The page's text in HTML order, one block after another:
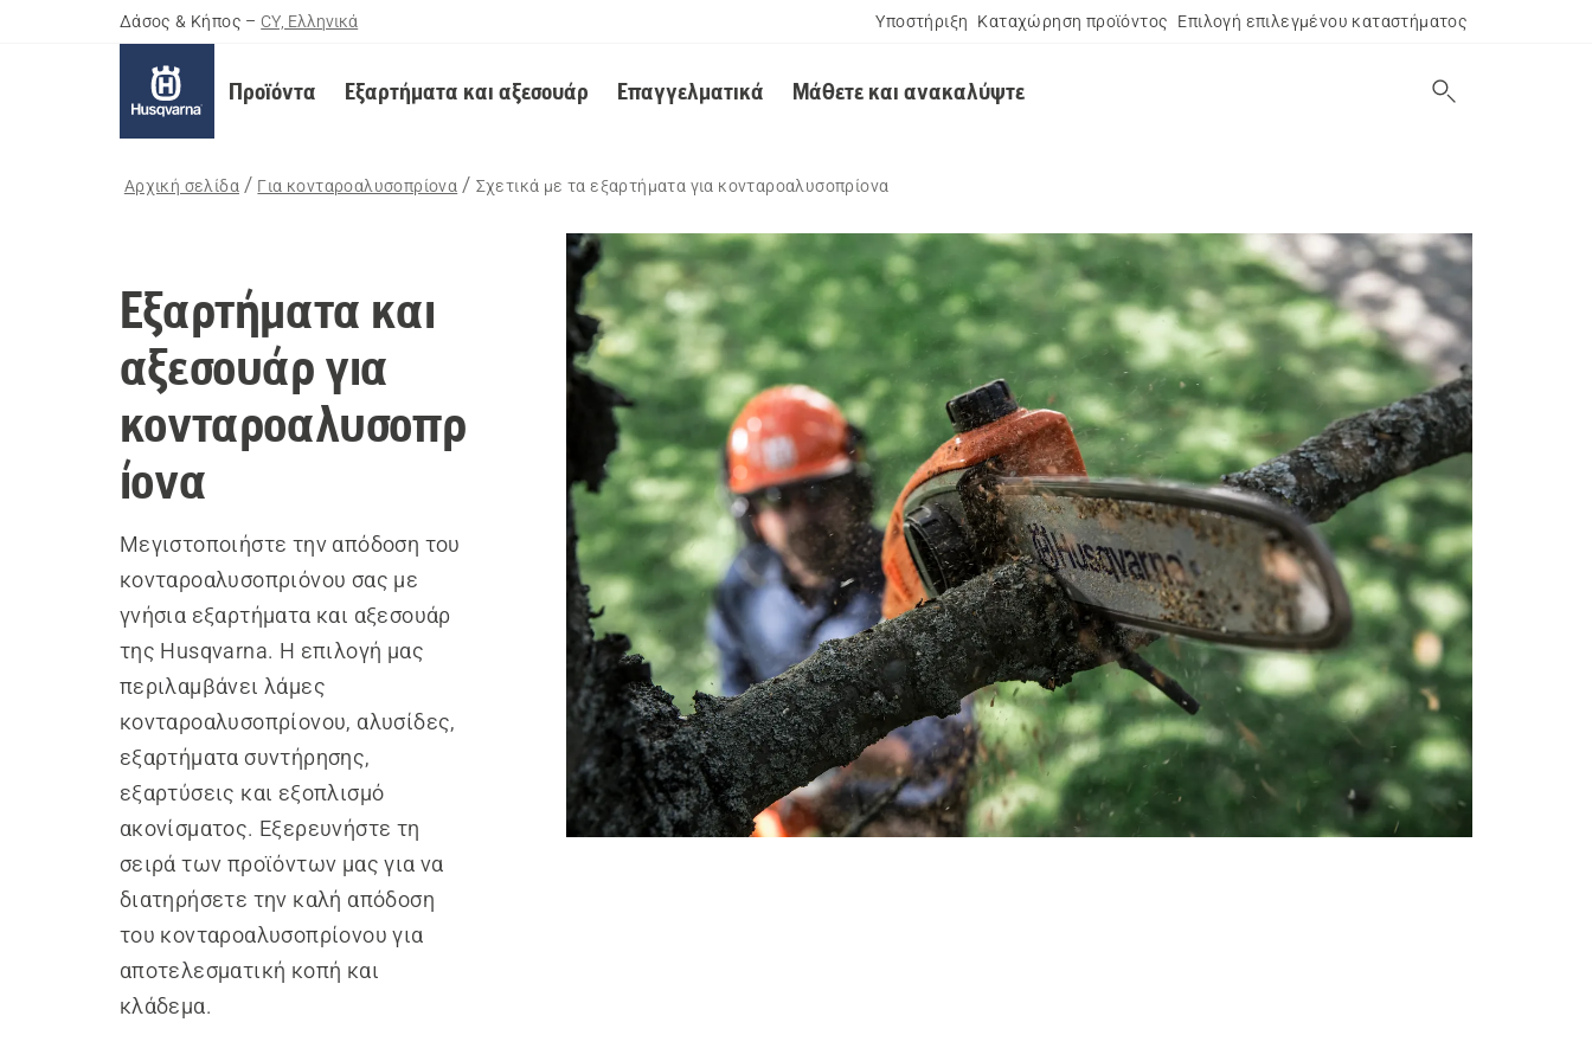
Δάσος & Κήπος – CY, Ελληνικά Υποστήριξη Καταχώρηση προϊόντος Επιλογή επιλεγμένου καταστήματος
Προϊόντα Εξαρτήματα και αξεσουάρ Επαγγελματικά Μάθετε και ανακαλύψτε
Αρχική σελίδα Για κονταροαλυσοπρίονα Σχετικά με τα εξαρτήματα για κονταροαλυσοπρίονα
Εξαρτήματα και
αξεσουάρ για
κονταροαλυσοπρ
ίονα
Μεγιστοποιήστε την απόδοση του
κονταροαλυσοπριόνου σας με
γνήσια εξαρτήματα και αξεσουάρ
της Husqvarna. Η επιλογή μας
περιλαμβάνει λάμες
κονταροαλυσοπρίονου, αλυσίδες,
εξαρτήματα συντήρησης,
εξαρτύσεις και εξοπλισμό
ακονίσματος. Εξερευνήστε τη
σειρά των προϊόντων μας για να
διατηρήσετε την καλή απόδοση
του κονταροαλυσοπρίονου για
αποτελεσματική κοπή και
κλάδεμα.